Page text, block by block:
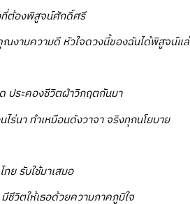
ที่ต้องพิสูจน์ศักดิ์ศรี
งามความดี หัวใจดวงนี้ของฉันได้พิสูจน์แ
ประคองชีวิตฝ่าวิกฤตกันมา
ร่นา ทำเหมือนดังวาจา จริงทุกนโยบาย
ย รับใช้มาเสมอ
ชีวิตให้เธอด้วยความภาคภูมิใจ